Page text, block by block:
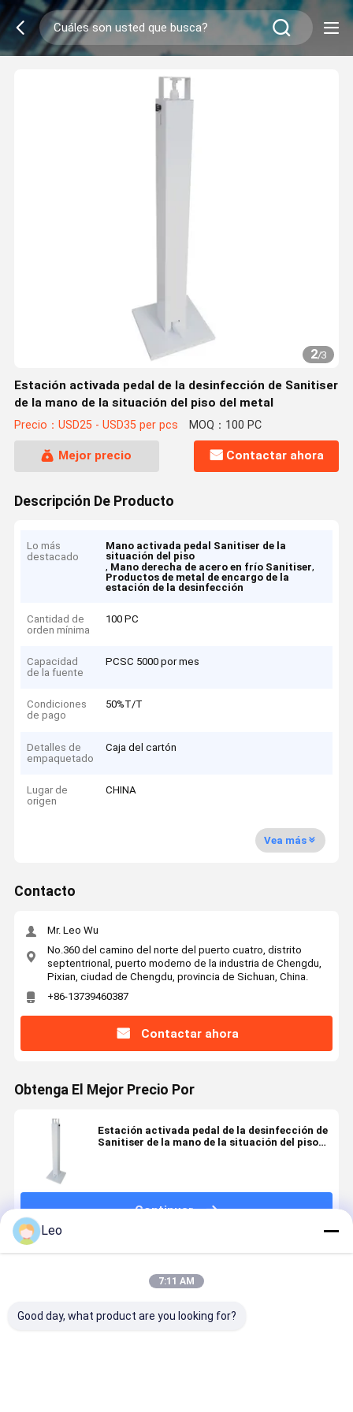
2/3
Estación activada pedal de la desinfección de Sanitiser
de la mano de la situación del piso del metal
Precio：USD25 - USD35 per pcs MOQ：100 PC
Mejor precio Contactar ahora
Descripción De Producto
Lo más
destacado
Mano activada pedal Sanitiser de la
situación del piso
, Mano derecha de acero en frío Sanitiser,
Productos de metal de encargo de la
estación de la desinfección
Cantidad de
orden mínima
100 PC
Capacidad
de la fuente
PCSC 5000 por mes
Condiciones
de pago
50%T/T
Detalles de
empaquetado
Caja del cartón
Lugar de
origen
CHINA
Vea más
Contacto
Mr. Leo Wu
No.360 del camino del norte del puerto cuatro, distrito
septentrional, puerto moderno de la industria de Chengdu,
Pixian, ciudad de Chengdu, provincia de Sichuan, China.
+86-13739460387
Contactar ahora
Obtenga El Mejor Precio Por
Estación activada pedal de la desinfección de
Sanitiser de la mano de la situación del piso
Continuar
Leo
7:11 AM
Good day, what product are you looking for?